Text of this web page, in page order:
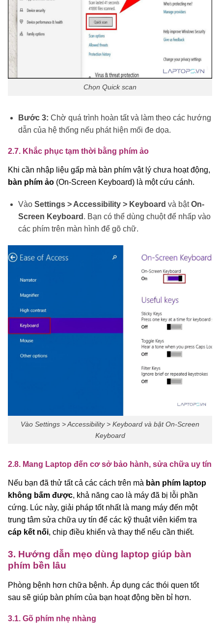
Chọn Quick scan
Bước 3: Chờ quá trình hoàn tất và làm theo các hướng
dẫn của hệ thống nếu phát hiện mối đe dọa.
2.7. Khắc phục tạm thời bằng phím ảo
Khi cần nhập liệu gấp mà bàn phím vật lý chưa hoạt động,
bàn phím ảo (On-Screen Keyboard) là một cứu cánh.
Vào Settings > Accessibility > Keyboard và bậtOn-
Screen Keyboard . Bạn có thể dùng chuột để nhấp vào
các phím trên màn hình để gõ chữ.
Vào Settings > Accessibility > Keyboard và bật On-Screen
Keyboard
2.8. Mang Laptop đến cơ sở bảo hành, sửa chữa uy tín
Nếu bạn đã thử tất cả các cách trên mà bàn phím laptop
không bấm được, khả năng cao là máy đã bị lỗi phần
cứng. Lúc này, giải pháp tốt nhất là mang máy đến một
trung tâm sửa chữa uy tín để các kỹ thuật viên kiểm tra
cáp kết nối, chip điều khiển và thay thế nếu cần thiết.
3. Hướng dẫn mẹo dùng laptop giúp bàn
phím bền lâu
Phòng bệnh hơn chữa bệnh. Áp dụng các thói quen tốt
sau sẽ giúp bàn phím của bạn hoạt động bền bỉ hơn.
3.1. Gõ phím nhẹ nhàng